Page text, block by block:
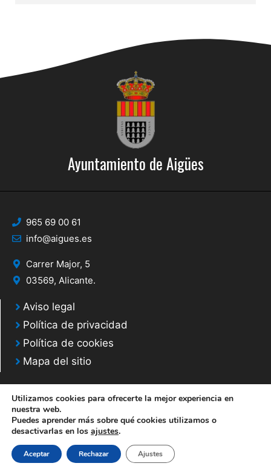
Ayuntamiento de Aigües
965 69 00 61
info@aigues.es
Carrer Major, 5
03569, Alicante.
Aviso legal
Política de privacidad
Política de cookies
Mapa del sitio
© 2020 Web desarrollada por el Servicio de Informática de Diputación de
Utilizamos cookies para ofrecerte la mejor experiencia en
nuestra web.
Puedes aprender más sobre qué cookies utilizamos o
desactivarlas en los ajustes.
Aceptar Rechazar Ajustes